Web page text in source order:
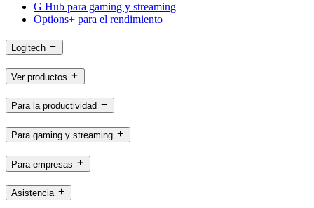
G Hub para gaming y streaming
Options+ para el rendimiento
Logitech
Ver productos
Para la productividad
Para gaming y streaming
Para empresas
Asistencia